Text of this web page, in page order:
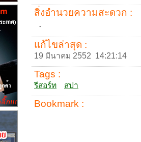
สิ่งอำนวยความสะดวก :
-
แก้ไขล่าสุด :
19 มีนาคม 2552 14:21:14
Tags :
รีสอร์ท สปา
Bookmark :